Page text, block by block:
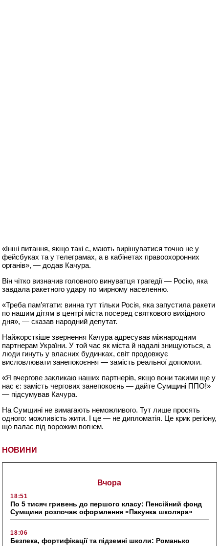
НОВИНИ
Вчора
18:51
По 5 тисяч гривень до першого класу: Пенсійний фонд
Сумщини розпочав оформлення «Пакунка школяра»
18:06
Безпека, фортифікації та підземні школи: Романько
«Інші питання, якщо такі є, мають вирішуватися точно не у
фейсбуках та у телеграмах, а в кабінетах правоохоронних
органів», — додав Качура.
Він чітко визначив головного винуватця трагедії — Росію, яка
завдала ракетного удару по мирному населенню.
«Треба пам’ятати: винна тут тільки Росія, яка запустила ракети
по нашим дітям в центрі міста посеред святкового вихідного
дня», — сказав народний депутат.
Найжорсткіше звернення Качура адресував міжнародним
партнерам України. У той час як міста й надалі знищуються, а
люди гинуть у власних будинках, світ продовжує
висловлювати занепокоєння — замість реальної допомоги.
«Я вчергове закликаю наших партнерів, якщо вони такими ще у
нас є: замість чергових занепокоєнь — дайте Сумщині ППО!»
— підсумував Качура.
На Сумщині не вимагають неможливого. Тут лише просять
одного: можливість жити. І це — не дипломатія. Це крик регіону,
що палає під ворожим вогнем.